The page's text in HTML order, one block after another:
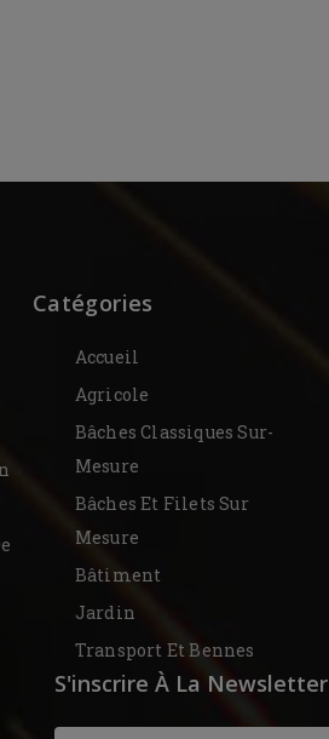
Catégories
Accueil
Agricole
Bâches Classiques Sur-
Mesure
Bâches Et Filets Sur
Mesure
Bâtiment
Jardin
Transport Et Bennes
S'inscrire À La Newsletter